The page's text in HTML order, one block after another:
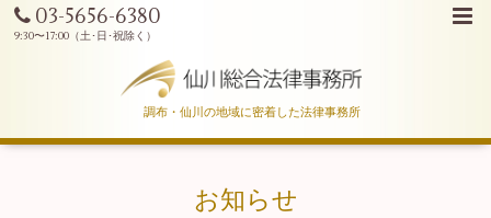
03-5656-6380
調布・仙川の地域に密着した法律事務所
お知らせ